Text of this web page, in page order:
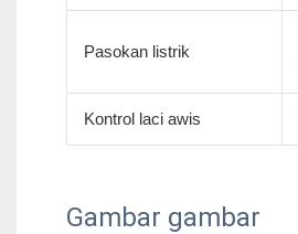
Pasokan listrik
Kontrol laci awis
Gambar gambar